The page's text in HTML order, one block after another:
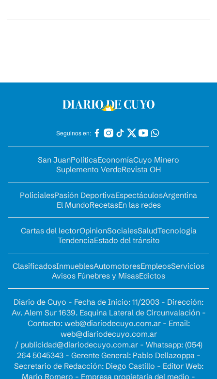
Seguinos en:
San JuanPolíticaEconomíaCuyo Minero
Suplemento VerdeRevista OH
PolicialesPasión DeportivaEspectáculosArgentina
El MundoRecetasEn las redes
Cartas del lectorOpinionSocialesSaludTecnología
TendenciaEstado del tránsito
ClasificadosInmueblesAutomotoresEmpleosServicios
Avisos Fúnebres y MisasEdictos
Diario de Cuyo - Fecha de Inicio: 11/2003 - Dirección:
Av. Alem Sur 1639. Esquina Lateral de Circunvalación -
Contacto: web@diariodecuyo.com.ar- Email:
web@diariodecuyo.com.ar
/ publicidad@diariodecuyo.com.ar- Whatsapp: (054)
264 5045343 - Gerente General: Pablo Dellazoppa -
Secretario de Redacción: Diego Castillo - Editor Web:
Mario Romero - Empresa propietaria del medio -